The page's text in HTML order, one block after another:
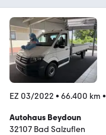
EZ 03/2022 • 66.400 km •
Autohaus Beydoun
32107 Bad Salzuflen